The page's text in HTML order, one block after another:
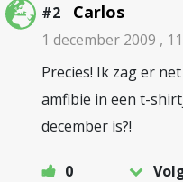
#2 Carlos
1 december 2009 ,
Precies! Ik zag er
amfibie in een t-
december is?!
0